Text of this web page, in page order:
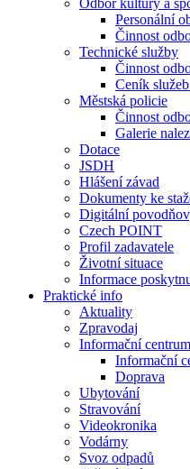
Odbor kultury a
Personální
Činnost
Technické služby
Činnost
Ceník
Městská policie
Činnost
Galerie
Dotace
JSDH
Hlášení závad
Dokumenty ke
Digitální
Czech POINT
Profil zadavatele
Životní situace
Informace
Praktické info
Aktuality
Zpravodaj
Informační centrum
Informační
Doprava
Ubytování
Stravování
Videokronika
Vodárny
Svoz odpadů